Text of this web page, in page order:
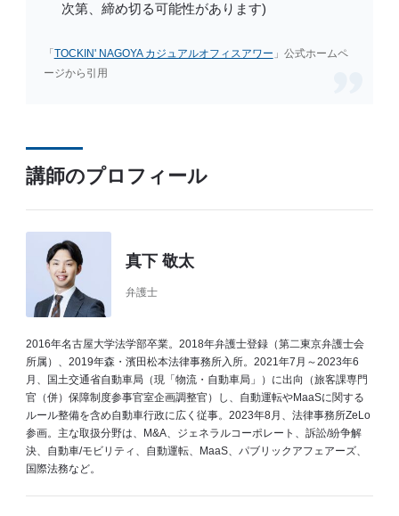
次第、締め切る可能性があります)
「 TOCKIN' NAGOYA カジュアルオフィスアワー 」公式ホームペ
ージから引用
講師のプロフィール
真下 敬太
弁護士
2016年名古屋大学法学部卒業。2018年弁護士登録（第二東京弁護士会
所属）、2019年森・濱田松本法律事務所入所。2021年7月～2023年6
月、国土交通省自動車局（現「物流・自動車局」）に出向（旅客課専門
官（併）保障制度参事官室企画調整官）し、自動運転やMaaSに関する
ルール整備を含め自動車行政に広く従事。2023年8月、法律事務所ZeLo
参画。主な取扱分野は、M&A、ジェネラルコーポレート、訴訟/紛争解
決、自動車/モビリティ、自動運転、MaaS、パブリックアフェアーズ、
国際法務など。